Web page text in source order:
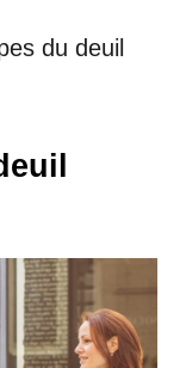
du deuil